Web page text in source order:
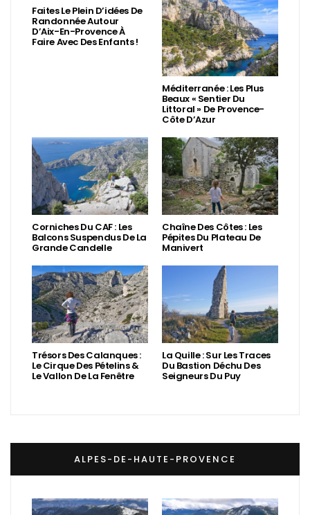
Faites Le Plein D’idées De
Randonnée Autour
D’Aix-En-Provence À
Faire Avec Des Enfants !
Méditerranée : Les Plus
Beaux « Sentier Du
Littoral » De Provence-
Côte D’Azur
Corniches Du CAF : Les
Balcons Suspendus De La
Grande Candelle
Chaîne Des Côtes : Les
Pépites Du Plateau De
Manivert
Trésors Des Calanques :
Le Cirque Des Pételins &
Le Vallon De La Fenêtre
La Quille : Sur Les Traces
Du Bastion Déchu Des
Seigneurs Du Puy
ALPES-DE-HAUTE-PROVENCE